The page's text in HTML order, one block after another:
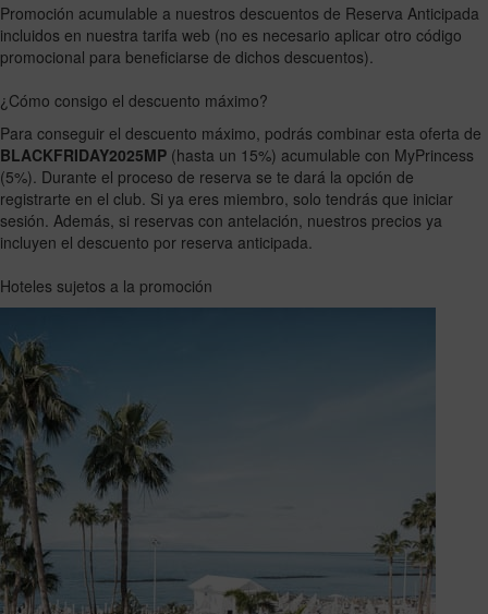
Promoción acumulable a nuestros descuentos de Reserva Anticipada
incluidos en nuestra tarifa web (no es necesario aplicar otro código
promocional para beneficiarse de dichos descuentos).
¿Cómo consigo el descuento máximo?
Para conseguir el descuento máximo, podrás combinar esta oferta de
BLACKFRIDAY2025MP (hasta un 15%) acumulable con MyPrincess
(5%). Durante el proceso de reserva se te dará la opción de
registrarte en el club. Si ya eres miembro, solo tendrás que iniciar
sesión. Además, si reservas con antelación, nuestros precios ya
incluyen el descuento por reserva anticipada.
Hoteles sujetos a la promoción